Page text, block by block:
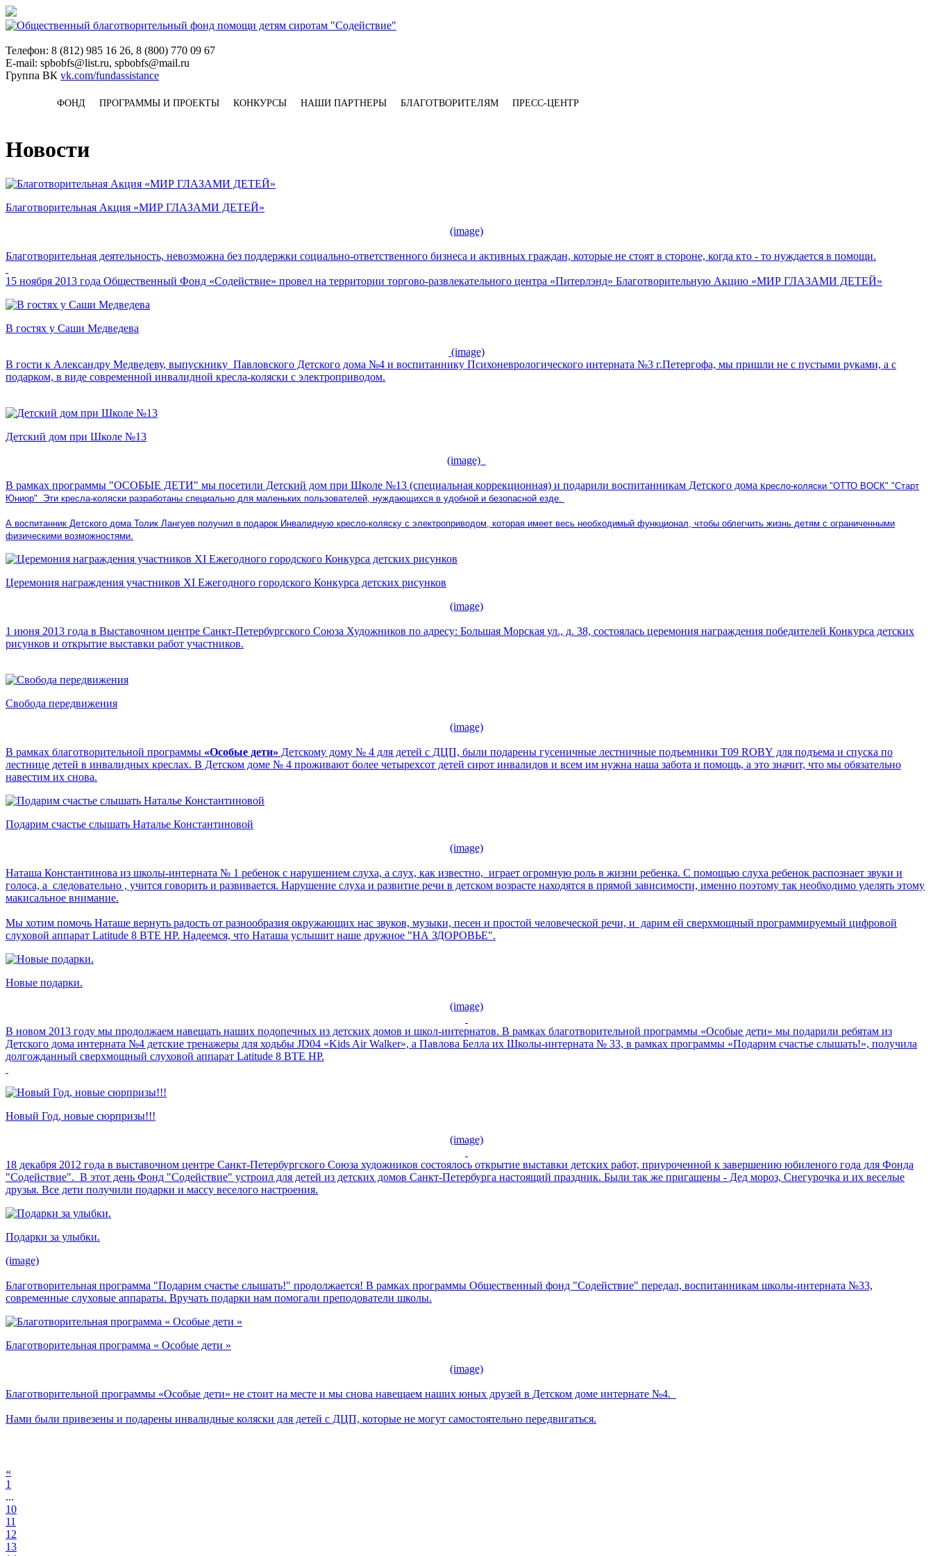
Телефон: 8 (812) 985 16 26, 8 (800) 770 09 67
E-mail: spbobfs@list.ru, spbobfs@mail.ru
Группа ВК vk.com/fundassistance
ФОНД ПРОГРАММЫ И ПРОЕКТЫ КОНКУРСЫ НАШИ ПАРТНЕРЫ БЛАГОТВОРИТЕЛЯМ ПРЕСС-ЦЕНТР
Новости
Благотворительная Акция «МИР ГЛАЗАМИ ДЕТЕЙ»
(image)
Благотворительная деятельность, невозможна без поддержки социально-ответственного бизнеса и активных граждан, которые не стоят в стороне, когда кто - то нуждается в помощи.
15 ноября 2013 года Общественный Фонд «Содействие» провел на территории торгово-развлекательного центра «Питерлэнд» Благотворительную Акцию «МИР ГЛАЗАМИ ДЕТЕЙ»
В гостях у Саши Медведева
(image)
В гости к Александру Медведеву, выпускнику Павловского Детского дома №4 и воспитаннику Психоневрологического интерната №3 г.Петергофа, мы пришли не с пустыми руками, а с
подарком, в виде современной инвалидной кресла-коляски с электроприводом.
Детский дом при Школе №13
(image)
В рамках программы "ОСОБЫЕ ДЕТИ" мы посетили Детский дом при Школе №13 (специальная коррекционная) и подарили воспитанникам Детского дома кресло-коляски "ОТТО ВОСК" "Старт
Юниор" Эти кресла-коляски разработаны специально для маленьких пользователей, нуждающихся в удобной и безопасной езде.
А воспитанник Детского дома Толик Лангуев получил в подарок Инвалидную кресло-коляску с электроприводом, которая имеет весь необходимый функционал, чтобы облегчить жизнь детям с ограниченными
физическими возможностями.
Церемония награждения участников XI Ежегодного городского Конкурса детских рисунков
(image)
1 июня 2013 года в Выставочном центре Санкт-Петербургского Союза Художников по адресу: Большая Морская ул., д. 38, состоялась церемония награждения победителей Конкурса детских
рисунков и открытие выставки работ участников.
Свобода передвижения
(image)
В рамках благотворительной программы «Особые дети» Детскому дому № 4 для детей с ДЦП, были подарены гусеничные лестничные подъемники Т09 ROBY для подъема и спуска по
лестнице детей в инвалидных креслах. В Детском доме № 4 проживают более четырехсот детей сирот инвалидов и всем им нужна наша забота и помощь, а это значит, что мы обязательно
навестим их снова.
Подарим счастье слышать Наталье Константиновой
(image)
Наташа Константинова из школы-интерната № 1 ребенок с нарушением слуха, а слух, как известно, играет огромную роль в жизни ребенка. С помощью слуха ребенок распознает звуки и
голоса, а следовательно , учится говорить и развивается. Нарушение слуха и развитие речи в детском возрасте находятся в прямой зависимости, именно поэтому так необходимо уделять этому
макисальное внимание.
Мы хотим помочь Наташе вернуть радость от разнообразия окружающих нас звуков, музыки, песен и простой человеческой речи, и дарим ей сверхмощный программируемый цифровой
слуховой аппарат Latitude 8 BTE HP. Надеемся, что Наташа услышит наше дружное "НА ЗДОРОВЬЕ".
Новые подарки.
(image)
В новом 2013 году мы продолжаем навещать наших подопечных из детских домов и школ-интернатов. В рамках благотворительной программы «Особые дети» мы подарили ребятам из
Детского дома интерната №4 детские тренажеры для ходьбы JD04 «Kids Air Walker», а Павлова Белла их Школы-интерната № 33, в рамках программы «Подарим счастье слышать!», получила
долгожданный сверхмощный слуховой аппарат Latitude 8 BTE HP.
Новый Год, новые сюрпризы!!!
(image)
18 декабря 2012 года в выставочном центре Санкт-Петербургского Союза художников состоялось открытие выставки детских работ, приуроченной к завершению юбиленого года для Фонда
"Содействие". В этот день Фонд "Содействие" устроил для детей из детских домов Санкт-Петербурга настоящий праздник. Были так же пригашены - Дед мороз, Снегурочка и их веселые
друзья. Все дети получили подарки и массу веселого настроения.
Подарки за улыбки.
(image)
Благотворительная программа "Подарим счастье слышать!" продолжается! В рамках программы Общественный фонд "Содействие" передал, воспитанникам школы-интерната №33,
современные слуховые аппараты. Вручать подарки нам помогали преподователи школы.
Благотворительная программа « Особые дети »
(image)
Благотворительной программы «Особые дети» не стоит на месте и мы снова навещаем наших юных друзей в Детском доме интернате №4.
Нами были привезены и подарены инвалидные коляски для детей с ДЦП, которые не могут самостоятельно передвигаться.
«
1
...
10
11
12
13